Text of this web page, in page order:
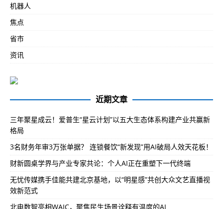
机器人
焦点
省市
资讯
近期文章
三年聚星成云！爱普生“星云计划”以五大生态体系构建产业共赢新
格局
3名财务年审3万张单据？ 连锁餐饮“新发现”用AI破局人效天花板！
财新圆桌学界与产业专家共论：个人AI正在重塑下一代终端
无忧传媒携手佳能共建北京基地，以“明星感”共创大众文艺直播视
效新范式
北电数智亮相WAIC，聚焦民生场景诠释有温度的AI